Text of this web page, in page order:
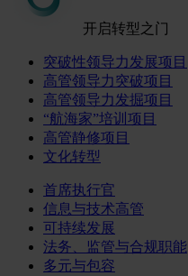
开启转型之门
突破性领导力发展项目
高管领导力突破项目
高管领导力发掘项目
“航海家”培训项目
高管静修项目
文化转型
首席执行官
信息与技术高管
可持续发展
法务、监管与合规职能
多元与包容